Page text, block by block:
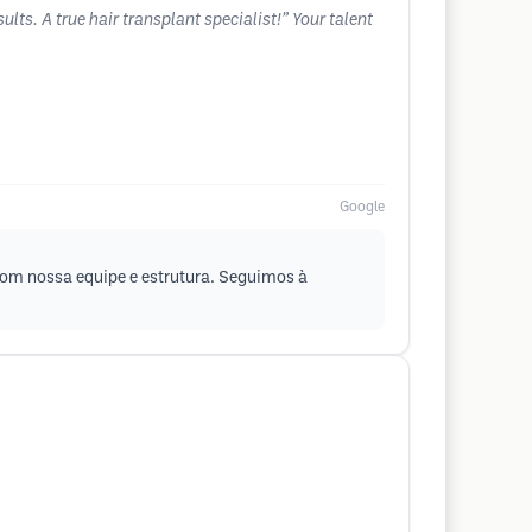
A true hair transplant specialist!” Your talent
Google
nossa equipe e estrutura. Seguimos à